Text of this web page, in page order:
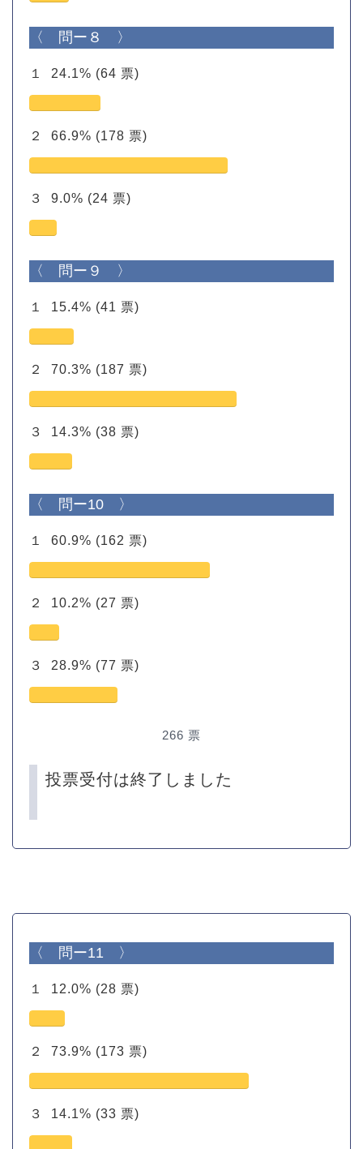
〈 問ー８ 〉
１ 24.1% (64 票)
２ 66.9% (178 票)
３ 9.0% (24 票)
〈 問ー９ 〉
１ 15.4% (41 票)
２ 70.3% (187 票)
３ 14.3% (38 票)
〈 問ー10 〉
１ 60.9% (162 票)
２ 10.2% (27 票)
３ 28.9% (77 票)
266 票
投票受付は終了しました
〈 問ー11 〉
１ 12.0% (28 票)
２ 73.9% (173 票)
３ 14.1% (33 票)